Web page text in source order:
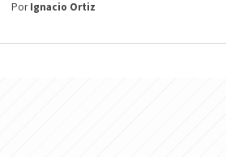
PorIgnacio Ortiz